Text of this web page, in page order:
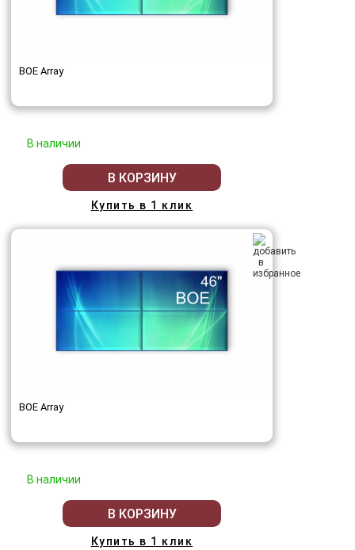
BOE Array
В наличии
В КОРЗИНУ
Купить в 1 клик
BOE Array
В наличии
В КОРЗИНУ
Купить в 1 клик